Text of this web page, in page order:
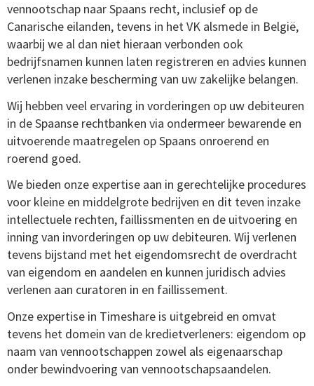
vennootschap naar Spaans recht, inclusief op de
Canarische eilanden, tevens in het VK alsmede in België,
waarbij we al dan niet hieraan verbonden ook
bedrijfsnamen kunnen laten registreren en advies kunnen
verlenen inzake bescherming van uw zakelijke belangen.
Wij hebben veel ervaring in vorderingen op uw debiteuren
in de Spaanse rechtbanken via ondermeer bewarende en
uitvoerende maatregelen op Spaans onroerend en
roerend goed.
We bieden onze expertise aan in gerechtelijke procedures
voor kleine en middelgrote bedrijven en dit teven inzake
intellectuele rechten, faillissmenten en de uitvoering en
inning van invorderingen op uw debiteuren. Wij verlenen
tevens bijstand met het eigendomsrecht de overdracht
van eigendom en aandelen en kunnen juridisch advies
verlenen aan curatoren in en faillissement.
Onze expertise in Timeshare is uitgebreid en omvat
tevens het domein van de kredietverleners: eigendom op
naam van vennootschappen zowel als eigenaarschap
onder bewindvoering van vennootschapsaandelen.